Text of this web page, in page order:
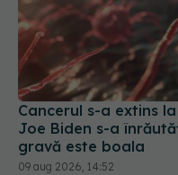
Cancerul s-a extins
Joe Biden s-a
gravă este boala
09 aug 2026, 14:52